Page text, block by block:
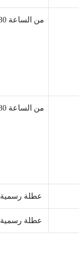
من الساعة 8:30 صباحًا حتى 10:30 صباحًا.
من الساعة 8:30 صباحًا حتى 10:30 صباحًا.
عطلة رسمية
عطلة رسمية